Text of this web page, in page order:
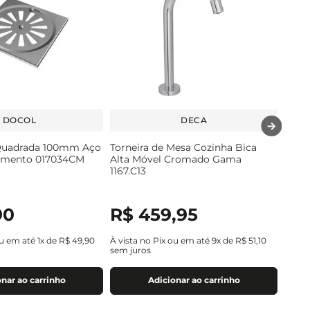
DOCOL
100mm Aço
017034CM
em até 1x de R$ 49,90
ao carrinho
DECA
Torneira de Mesa Cozinha Bica
Alta Móvel Cromado Gama
1167.C13
R$ 459,95
À vista no Pix ou em até 9x de R$ 51,10
sem juros
Adicionar ao carrinho